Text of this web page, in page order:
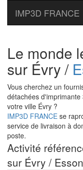
IMP3D FRANCE
Le monde
sur Évry /
Vous cherchez un
détachées
votre ville Évry ?
IMP3D FRANCE se
service de livraison à
poste.
Activité
sur Évry /